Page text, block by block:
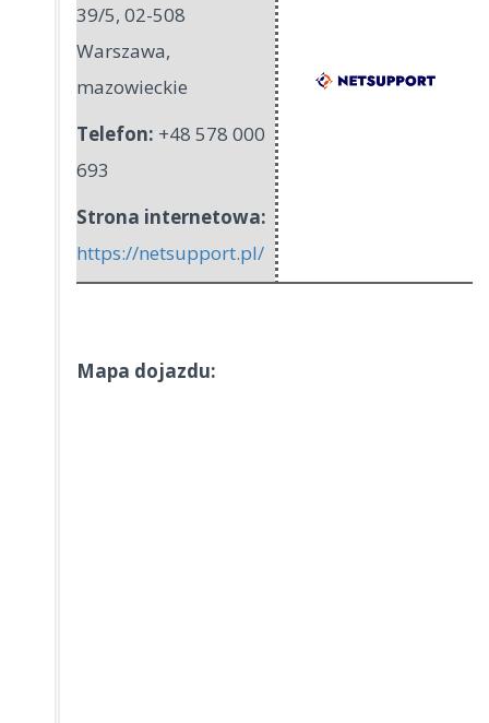
39/5, 02-508
Warszawa,
mazowieckie
Telefon: +48 578 000
693
Strona internetowa:
https://netsupport.pl/
Mapa dojazdu: